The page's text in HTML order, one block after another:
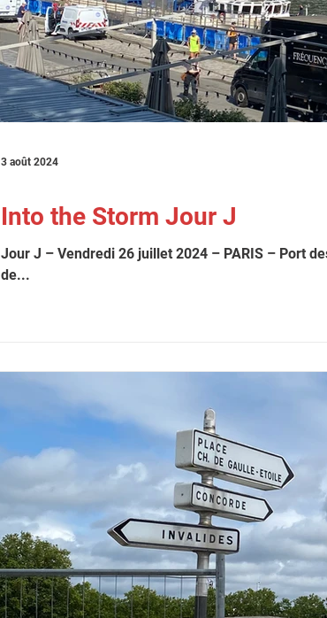
Into the Storm Jour J
Jour J – Vendredi 26 juillet 2024 – PARIS – Port des Champs Elysées : Into the Storm.
de...
3 août 2024